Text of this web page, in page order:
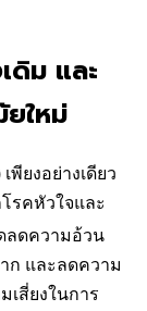
ดิม และ
ใหม่
พียงอย่างเดียว
รคหัวใจและ
ลดความอ้วน
ก และลดความ
เสี่ยงในการ